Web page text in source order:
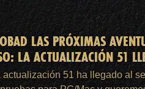
LAS PRÓXIMAS
LA ACTUALIZACIÓN 51
actualización 51 ha llegado al